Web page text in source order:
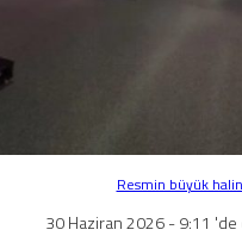
Resmin büyük
30 Haziran 2026 - 9:11